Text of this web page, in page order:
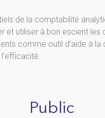
de la comptabilité
et utiliser à bon escient
comme outil d’aide à
Public